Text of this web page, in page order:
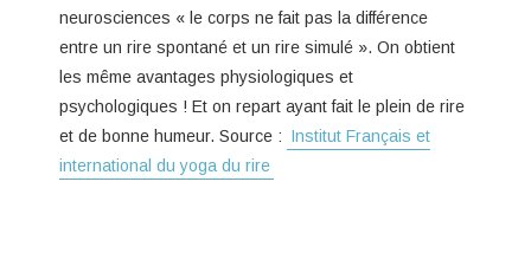
neurosciences « le corps ne fait pas la différence
entre un rire spontané et un rire simulé ». On obtient
les même avantages physiologiques et
psychologiques ! Et on repart ayant fait le plein de rire
et de bonne humeur. Source : Institut Français et
international du yoga du rire